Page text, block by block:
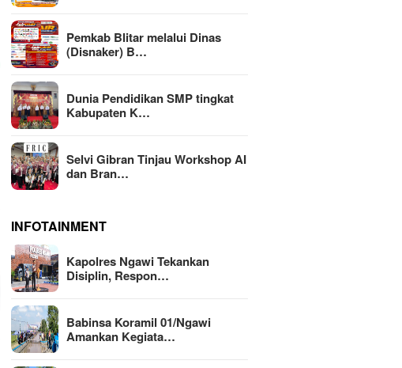
Pemkab Blitar melalui Dinas
(Disnaker) B…
Dunia Pendidikan SMP tingkat
Kabupaten K…
Selvi Gibran Tinjau Workshop AI
dan Bran…
INFOTAINMENT
Kapolres Ngawi Tekankan
Disiplin, Respon…
Babinsa Koramil 01/Ngawi
Amankan Kegiata…